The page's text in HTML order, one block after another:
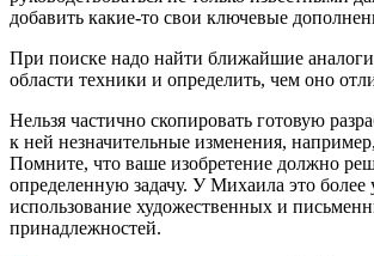
добавить какие-то свои ключевые
При поиске надо найти ближайшие аналоги
области техники и определить, чем оно
Нельзя частично скопировать готовую
к ней незначительные изменения,
Помните, что ваше изобретение должно
определенную задачу. У Михаила это более
использование художественных и
принадлежностей.